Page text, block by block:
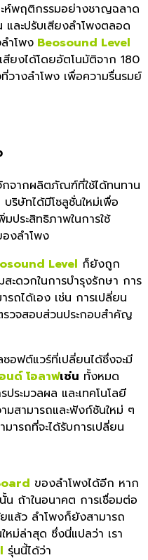
ะห์พฤติกรรมอย่างชาญฉลาด
และปรับเสียงลำโพงตลอด
ำโพง Beosound Level
สียงได้โดยอัตโนมัติจาก 180
างลำโพง เพื่อความรื่นรมย์
กจากผลิตภัณฑ์ที่ใช้ได้ทนทาน
บริษัทได้มีโซลูชั่นใหม่เพื่อ
ประสิทธิภาพในการใช้
องลำโพง
Level ก็ยังถูก
ะดวกในการบำรุงรักษา การ
ถได้เอง เช่น การเปลี่ยน
รวจสอบส่วนประกอบสำคัญ
อฟต์แวร์ที่เปลี่ยนได้ซึ่งจะมี
นด์ โอลาฟเซ่น ทั้งหมด
ระมวลผล และเทคโนโลยี
มสามารถและฟังก์ชันใหม่ ๆ
ารถที่จะได้รับการเปลี่ยน
ของลำโพงได้อีก หาก
น ถ้าในอนาคต การเชื่อมต่อ
แล้ว ลำโพงก็ยังสามารถ
หม่ล่าสุด ซึ่งนี่แปลว่า เรา
รุ่นนี้ได้ว่า